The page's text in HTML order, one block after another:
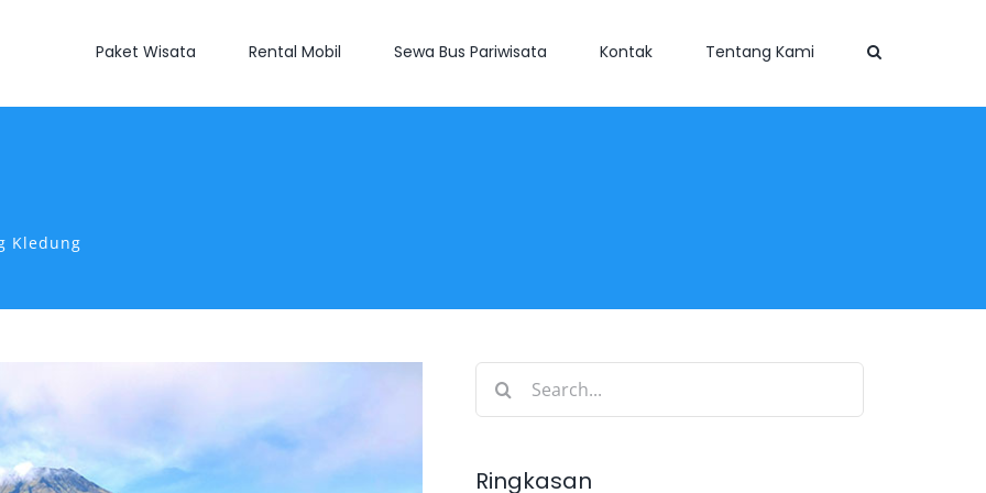
Paket Wisata Rental Mobil Sewa Bus Pariwisata Kontak Tentang Kami
Kledung
Search
Ringkasan